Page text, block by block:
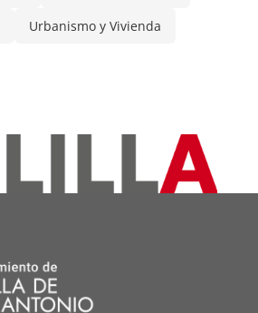
Urbanismo y Vivienda